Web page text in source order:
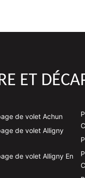
ET
de volet Achun
de volet Alligny
de volet Alligny En